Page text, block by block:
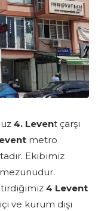
4. Levent çarşı
metro
Ekibimiz
4 Levent
ve kurum dışı